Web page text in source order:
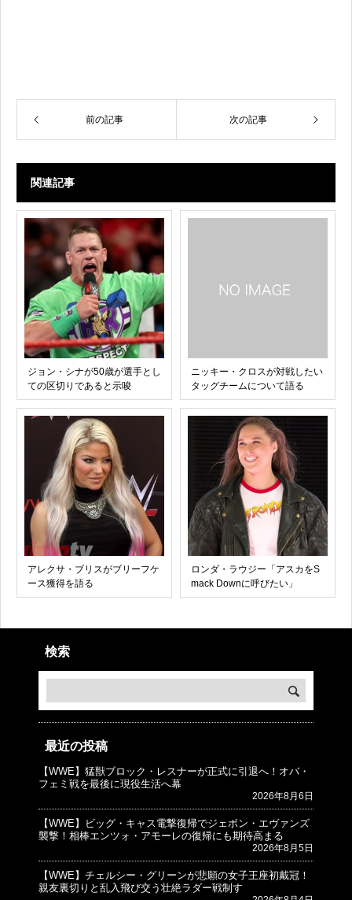
前の記事 次の記事
関連記事
ジョン・シナが50歳が選手とし
ての区切りであると示唆
ニッキー・クロスが対戦したい
タッグチームについて語る
アレクサ・ブリスがブリーフケ
ース獲得を語る
ロンダ・ラウジー「アスカをS
mack Downに呼びたい」
検索
最近の投稿
【WWE】猛獣ブロック・レスナーが正式に引退へ！オバ・
フェミ戦を最後に現役生活へ幕
2026年8月6日
【WWE】ビッグ・キャス電撃復帰でジェボン・エヴァンズ
襲撃！相棒エンツォ・アモーレの復帰にも期待高まる
2026年8月5日
【WWE】チェルシー・グリーンが悲願の女子王座初戴冠！
親友裏切りと乱入飛び交う壮絶ラダー戦制す
© プロレスJunkie ～WWEの最新情報 USA～